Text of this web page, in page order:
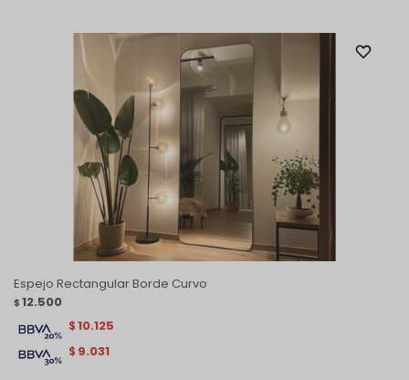
Espejo Rectangular Borde Curvo
$ 12.500
$ 9.031
$10.125